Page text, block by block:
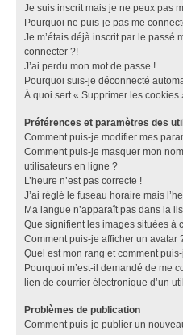
Je suis inscrit mais je ne peux pas
Pourquoi ne puis-je pas me
Je m’étais déjà inscrit par le passé
connecter ?!
J’ai perdu mon mot de passe !
Pourquoi suis-je déconnecté
À quoi sert « Supprimer les cookies
Préférences et paramètres des
Comment puis-je modifier mes
Comment puis-je masquer mon
utilisateurs en ligne ?
L’heure n’est pas correcte !
J’ai réglé le fuseau horaire mais
Ma langue n’apparaît pas dans la
Que signifient les images situées à
Comment puis-je afficher un avatar
Quel est mon rang et comment
Pourquoi m’est-il demandé de me
lien de courrier électronique d’un
Problèmes de publication
Comment puis-je publier un